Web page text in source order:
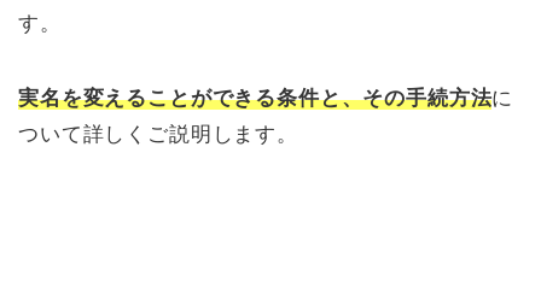
す。
実名を変えることができる条件と、その手続方法に
ついて詳しくご説明します。